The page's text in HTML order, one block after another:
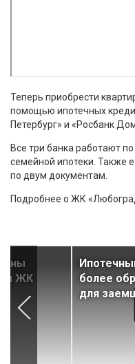
Теперь приобрести
помощью ипотечных
Петербург» и «Росбанк
Все три банка работают
семейной ипотеки. Также
по двум документам.
Подробнее о ЖК
ЖК
более
для